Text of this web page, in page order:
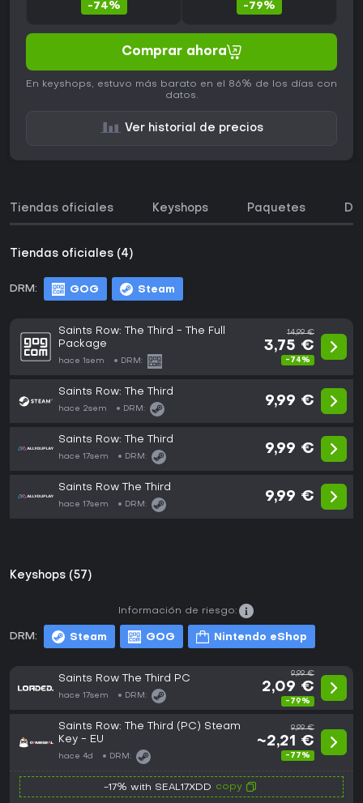
-74% -79%
Comprar ahora
En keyshops, estuvo más barato en el 86% de los días con
datos.
Ver historial de precios
Tiendas oficiales Keyshops Paquetes
Tiendas oficiales (4)
DRM: GOG Steam
Saints Row: The Third - The Full
Package
hace 1sem DRM:
14,99 €
3,75 €
-74%
Saints Row: The Third
hace 2sem DRM:
9,99 €
Saints Row: The Third
hace 17sem DRM:
9,99 €
Saints Row The Third
hace 17sem DRM:
9,99 €
Keyshops (57)
DRM: Steam GOG Nintendo eShop
Información de riesgo:
Saints Row The Third PC
hace 17sem DRM:
9,99 €
2,09 €
-79%
Saints Row: The Third (PC) Steam
Key - EU
hace 4d DRM:
9,99 €
~2,21 €
-77%
-17% with SEAL17XDD copy